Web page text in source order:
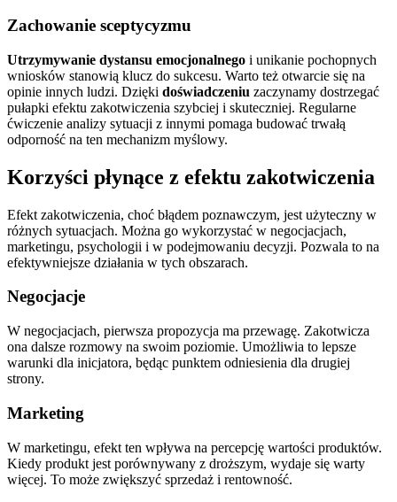
Zachowanie sceptycyzmu
Utrzymywanie dystansu emocjonalnego i unikanie pochopnych
wniosków stanowią klucz do sukcesu. Warto też otwarcie się na
opinie innych ludzi. Dzięki doświadczeniu zaczynamy dostrzegać
pułapki efektu zakotwiczenia szybciej i skuteczniej. Regularne
ćwiczenie analizy sytuacji z innymi pomaga budować trwałą
odporność na ten mechanizm myślowy.
Korzyści płynące z efektu zakotwiczenia
Efekt zakotwiczenia, choć błądem poznawczym, jest użyteczny w
różnych sytuacjach. Można go wykorzystać w negocjacjach,
marketingu, psychologii i w podejmowaniu decyzji. Pozwala to na
efektywniejsze działania w tych obszarach.
Negocjacje
W negocjacjach, pierwsza propozycja ma przewagę. Zakotwicza
ona dalsze rozmowy na swoim poziomie. Umożliwia to lepsze
warunki dla inicjatora, będąc punktem odniesienia dla drugiej
strony.
Marketing
W marketingu, efekt ten wpływa na percepcję wartości produktów.
Kiedy produkt jest porównywany z droższym, wydaje się warty
więcej. To może zwiększyć sprzedaż i rentowność.